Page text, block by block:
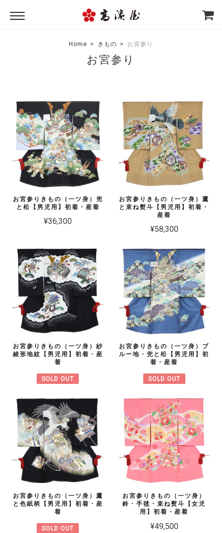
Home きもの お宮参り
お宮参り
お宮参りきもの（一ツ身）兜
と松【男児用】初着・産着
¥36,300
お宮参りきもの（一ツ身）鷹
と束ね熨斗【男児用】初着・
産着
¥58,300
お宮参りきもの（一ツ身）紗
綾形地紋【男児用】初着・産
着
SOLD OUT
お宮参りきもの（一ツ身）ブ
ルー地・兜と松【男児用】初
着・産着
SOLD OUT
お宮参りきもの（一ツ身）鷹
と色紙柄【男児用】初着・産
着
SOLD OUT
お宮参りきもの（一ツ身）
鈴・手毬・束ね熨斗【女児
用】初着・産着
¥49,500